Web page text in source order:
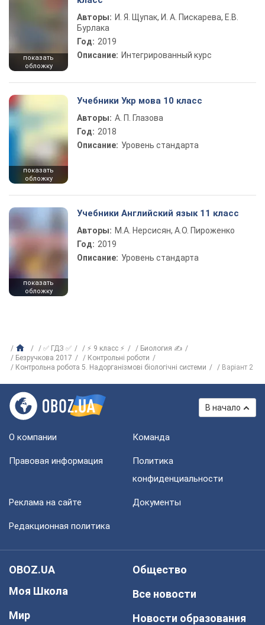
показать
обложку
Авторы: И. Я. Щупак, И. А. Пискарева, Е.В.
Бурлака
Год: 2019
Описание: Интегрированный курс
показать
обложку
Учебники Укр мова 10 класс
Авторы: А. П. Глазова
Год: 2018
Описание: Уровень стандарта
показать
обложку
Учебники Английский язык 11 класс
Авторы: М.А. Нерсисян, А.О. Пироженко
Год: 2019
Описание: Уровень стандарта
✅ ГДЗ ✅ ⚡ 9 класс ⚡
Биология ✍
Безручкова 2017
Контрольні роботи
Контрольна робота 5. Надорганізмові біологічні системи
Варіант 2
В начало
О компании Команда
Правовая информация
Политика
конфиденциальности
Реклама на сайте Документы
Редакционная политика
OBOZ.UA
Моя Школа
Мир
Общество
Все новости
Новости образования